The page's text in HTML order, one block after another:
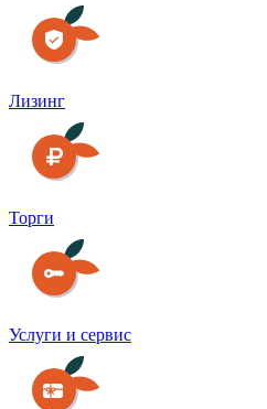
Лизинг
Торги
Услуги и сервис